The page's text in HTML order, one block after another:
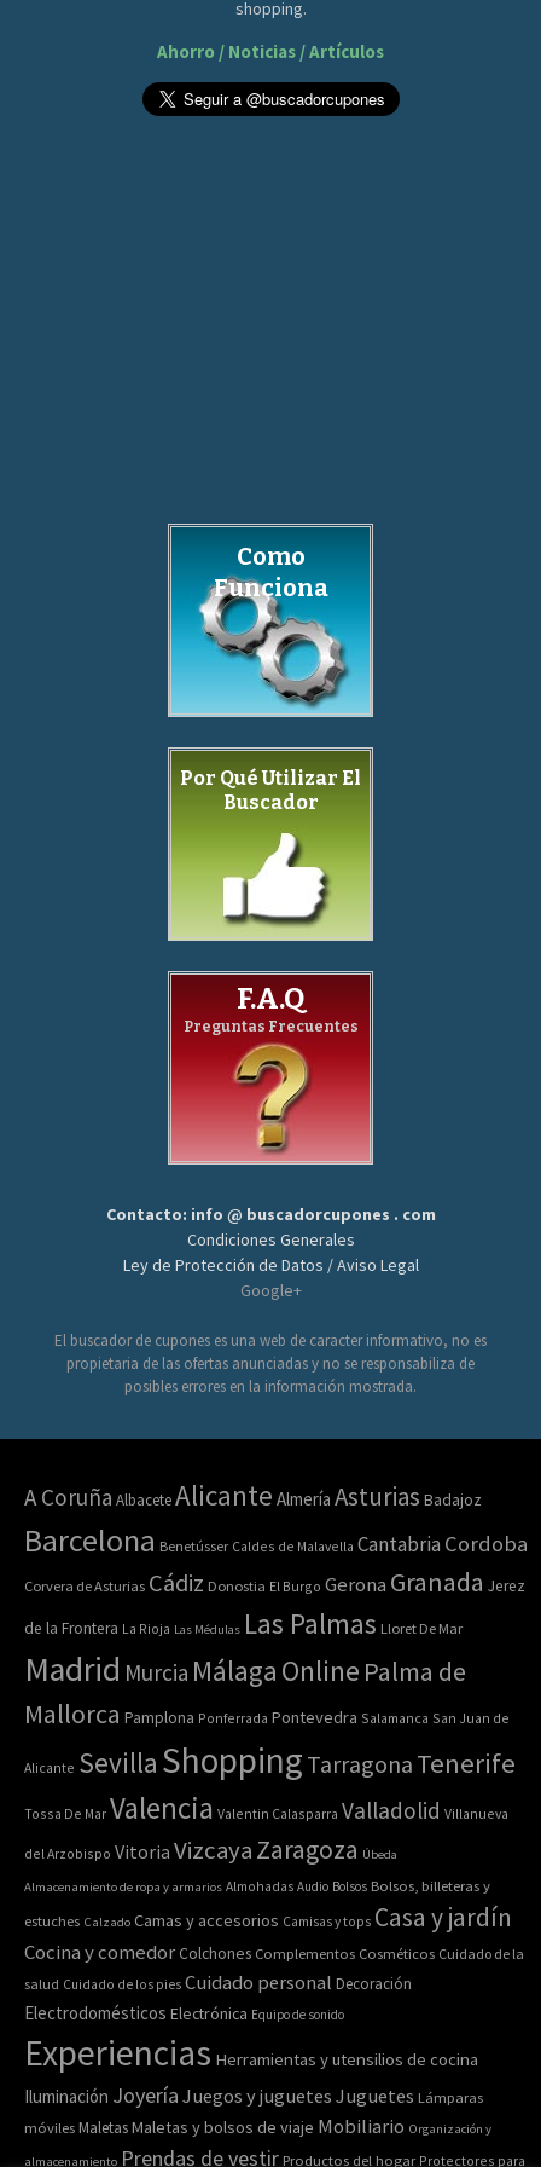
shopping.
Ahorro / Noticias / Artículos
Como
Funciona
Por Qué Utilizar El
Buscador
F.A.Q
Preguntas Frecuentes
Contacto: info @ buscadorcupones . com
Condiciones Generales
Ley de Protección de Datos / Aviso Legal
Google+
El buscador de cupones es una web de caracter informativo, no es
propietaria de las ofertas anunciadas y no se responsabiliza de
posibles errores en la información mostrada.
A Coruña AlbaceteAlicante Almería Asturias Badajoz
Barcelona Benetússer Caldes de Malavella Cantabria Cordoba
Corvera de Asturias Cádiz Donostia El Burgo Gerona Granada Jerez
de la Frontera La Rioja Las Médulas Las Palmas Lloret De Mar
Madrid Murcia Málaga Online Palma de
Mallorca Pamplona Ponferrada Pontevedra Salamanca San Juan de
Alicante Sevilla Shopping Tarragona Tenerife
Tossa De Mar Valencia Valentin Calasparra Valladolid Villanueva
del Arzobispo Vitoria VizcayaZaragoza Úbeda
Almacenamiento de ropa y armarios Almohadas Audio Bolsos Bolsos, billeteras y
estuches Calzado Camas y accesorios Camisas y tops Casa y jardín
Cocina y comedor Colchones Complementos Cosméticos Cuidado de la
salud Cuidado de los pies Cuidado personal Decoración
Electrodomésticos Electrónica Equipo de sonido
Experiencias Herramientas y utensilios de cocina
Iluminación Joyería Juegos y juguetes Juguetes Lámparas
móviles MaletasMaletas y bolsos de viaje Mobiliario Organización y
almacenamiento Prendas de vestir Productos del hogar Protectores para